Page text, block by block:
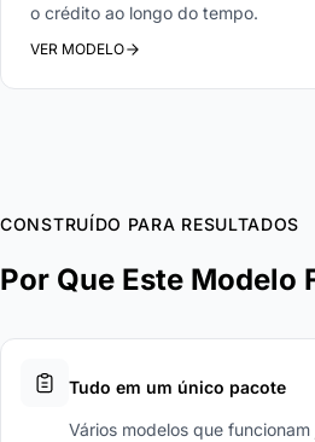
o crédito ao longo do tempo.
VER MODELO
CONSTRUÍDO PARA RESULTADOS
Por Que Este Modelo
Tudo em um único pacote
Vários modelos que